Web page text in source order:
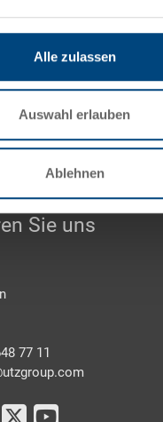
Alle zulassen
Auswahl erlauben
Ablehnen
56.0 l, Tragegriff
- Unser
Sie uns
77 11
utzgroup.com